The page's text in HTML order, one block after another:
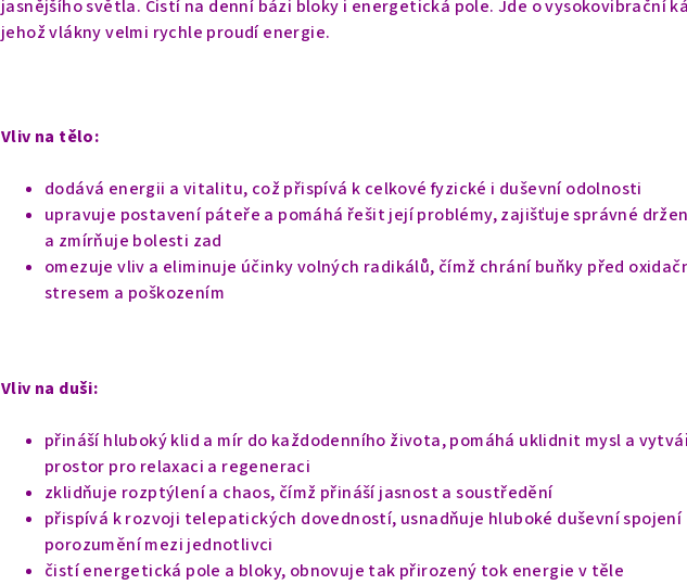
jasnějšího světla. Čistí na denní bázi bloky i energetická pole. Jde o vysokovibrační
jehož vlákny velmi rychle proudí energie.
Vliv na tělo:
dodává energii a vitalitu, což přispívá k celkové fyzické i duševní odolnosti
upravuje postavení páteře a pomáhá řešit její problémy, zajišťuje správné
a zmírňuje bolesti zad
omezuje vliv a eliminuje účinky volných radikálů, čímž chrání buňky před
stresem a poškozením
Vliv na duši:
přináší hluboký klid a mír do každodenního života, pomáhá uklidnit mysl a
prostor pro relaxaci a regeneraci
zklidňuje rozptýlení a chaos, čímž přináší jasnost a soustředění
přispívá k rozvoji telepatických dovedností, usnadňuje hluboké duševní spojení
porozumění mezi jednotlivci
čistí energetická pole a bloky, obnovuje tak přirozený tok energie v těle